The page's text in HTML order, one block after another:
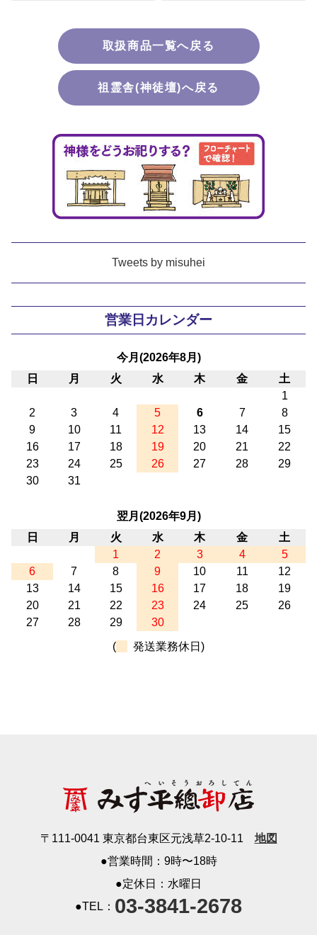
Tweets by misuhei
営業日カレンダー
今月(2026年8月)
日
月 火 水 木 金
土
1
2
3 4 5 6 7
8
9
10 11 12 13 14
15
16
17 18 19 20 21
22
23
24 25 26 27 28
29
30
31
翌月(2026年9月)
日
月 火 水 木 金
土
1
2 3 4
5
6
7 8 9 10 11
12
13
14 15 16 17 18
19
20
21 22 23 24 25
26
27
28 29
30
(
発送業務休日)
取扱商品一覧へ戻る
祖霊舎(神徒壇)へ戻る
〒111-0041 東京都台東区元浅草2-10-11
地図
●営業時間：9時〜18時
●定休日：水曜日
●TEL： 03-3841-2678